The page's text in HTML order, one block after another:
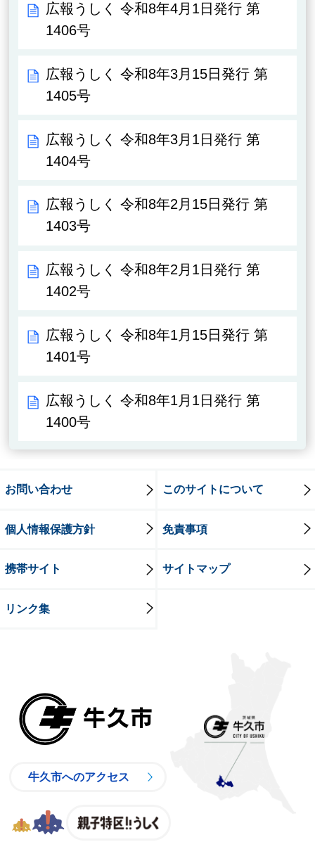
広報うしく 令和8年4月1日発行 第
1406号
広報うしく 令和8年3月15日発行 第
1405号
広報うしく 令和8年3月1日発行 第
1404号
広報うしく 令和8年2月15日発行 第
1403号
広報うしく 令和8年2月1日発行 第
1402号
広報うしく 令和8年1月15日発行 第
1401号
広報うしく 令和8年1月1日発行 第
1400号
お問い合わせ このサイトについて
個人情報保護方針 免責事項
携帯サイト サイトマップ
リンク集
牛久市へのアクセス